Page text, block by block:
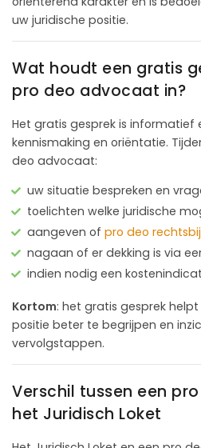
uw juridische positie.
Wat houdt een gratis
pro deo advocaat in?
Het gratis gesprek is informatief
kennismaking en oriëntatie.
deo advocaat:
uw situatie bespreken en
toelichten welke juridische
aangeven of pro deo
nagaan of er dekking is via
indien nodig een
Kortom: het gratis gesprek
positie beter te begrijpen en
vervolgstappen.
Verschil tussen een
het Juridisch Loket